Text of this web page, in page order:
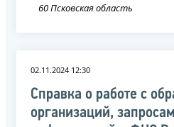
60 Псковская область
02.11.2024 12:30
Справка о работе с
организаций,